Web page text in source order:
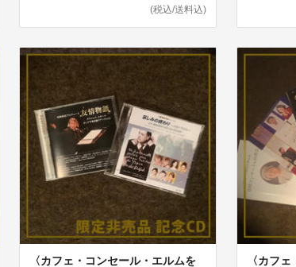
(税込/送料込)
〈カフェ・コンセール・エルムを 〈カフ